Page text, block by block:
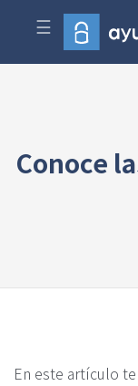
☰
Conoce
En este artículo